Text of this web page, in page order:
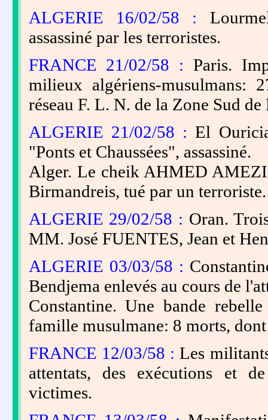
ALGERIE 16/02/58 :
assassiné par les terroristes.
FRANCE 21/02/58 : Paris.
milieux algériens-musulmans:
réseau F. L. N. de la Zone Sud de
ALGERIE 21/02/58 : El
"Ponts et Chaussées", assassiné.
Alger. Le cheik AHMED
Birmandreis, tué par un terroriste.
ALGERIE 29/02/58 : Oran.
MM. José FUENTES, Jean et
ALGERIE 03/03/58 :
Bendjema enlevés au cours de
Constantine. Une bande
famille musulmane: 8 morts,
FRANCE 12/03/58 : Les
attentats, des exécutions et
victimes.